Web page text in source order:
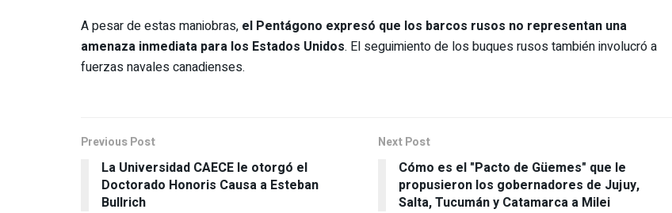
A pesar de estas maniobras, el Pentágono expresó que los barcos rusos no representan una
amenaza inmediata para los Estados Unidos. El seguimiento de los buques rusos también involucró a
fuerzas navales canadienses.
Previous Post
La Universidad CAECE le otorgó el
Doctorado Honoris Causa a Esteban
Bullrich
Next Post
Cómo es el "Pacto de Güemes" que le
propusieron los gobernadores de Jujuy,
Salta, Tucumán y Catamarca a Milei